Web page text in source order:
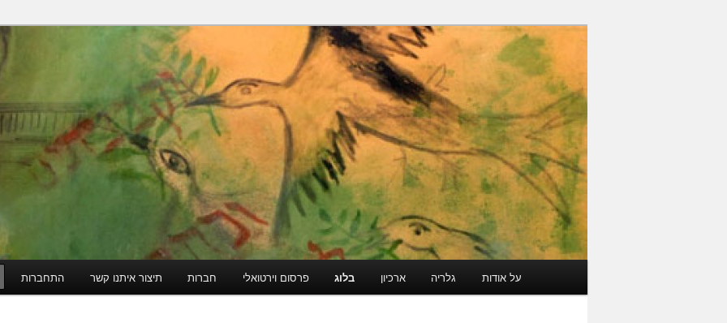
ארכיון מרוקאי יהודי
גלריה קוד פתוח
על אודות גלריה ארכיון בלוג פרסום וירטואלי חברות תיצור איתנו קשר התחברות